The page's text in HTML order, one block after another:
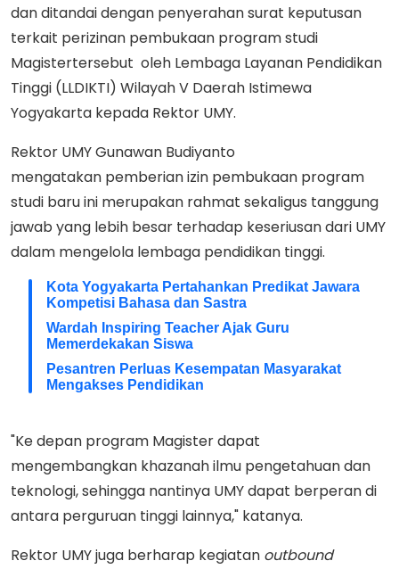
dan ditandai dengan penyerahan surat keputusan
terkait perizinan pembukaan program studi
Magistertersebut oleh Lembaga Layanan Pendidikan
Tinggi (LLDIKTI) Wilayah V Daerah Istimewa
Yogyakarta kepada Rektor UMY.
Rektor UMY Gunawan Budiyanto
mengatakan pemberian izin pembukaan program
studi baru ini merupakan rahmat sekaligus tanggung
jawab yang lebih besar terhadap keseriusan dari UMY
dalam mengelola lembaga pendidikan tinggi.
Kota Yogyakarta Pertahankan Predikat Jawara
Kompetisi Bahasa dan Sastra
Wardah Inspiring Teacher Ajak Guru
Memerdekakan Siswa
Pesantren Perluas Kesempatan Masyarakat
Mengakses Pendidikan
"Ke depan program Magister dapat
mengembangkan khazanah ilmu pengetahuan dan
teknologi, sehingga nantinya UMY dapat berperan di
antara perguruan tinggi lainnya," katanya.
Rektor UMY juga berharap kegiatan outbound